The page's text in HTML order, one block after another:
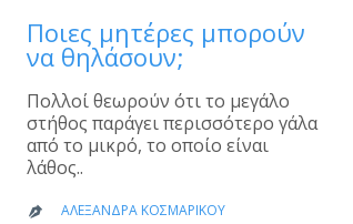
Ποιες μητέρες μπορούν
να θηλάσουν;
Πολλοί θεωρούν ότι το μεγάλο
στήθος παράγει περισσότερο γάλα
από το μικρό, το οποίο είναι
λάθος..
 ΑΛΕΞΆΝΔΡΑ ΚΟΣΜΑΡΊΚΟΥ